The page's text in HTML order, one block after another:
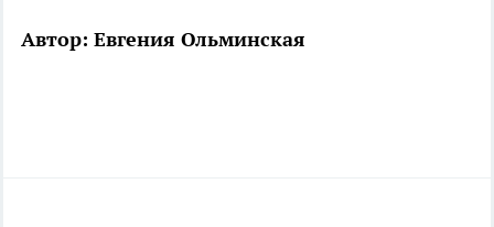
Автор: Евгения Ольминская